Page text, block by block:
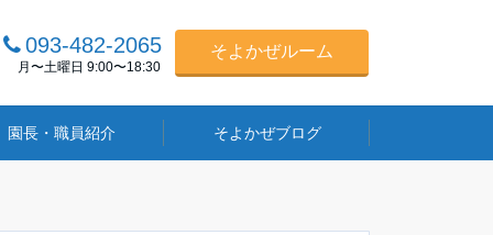
093-482-2065
月〜土曜日 9:00〜18:30
そよかぜルーム
園長・職員紹介 そよかぜブログ